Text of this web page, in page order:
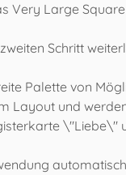
Very Large
Schritt
Palette von
Layout und
\"Liebe\"